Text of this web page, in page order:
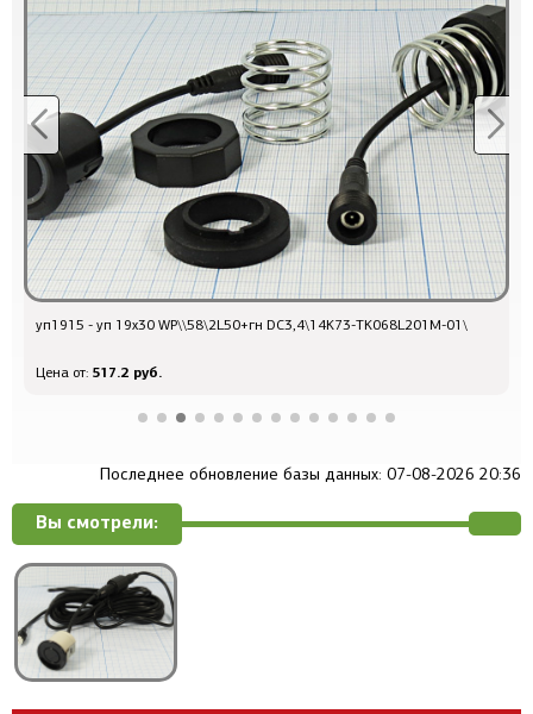
уп1915 - уп 19x30 WP\\58\2L50+гн DC3,4\14K73-TK068L201M-01\
Цена от: 517.2 руб.
Последнее обновление базы данных: 07-08-2026 20:36
Вы смотрели: